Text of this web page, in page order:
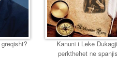
Kanuni i Leke
perkthehet ne